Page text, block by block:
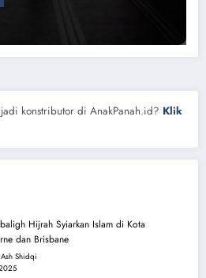
konstributor di AnakPanah.id? Klik
Hijrah Syiarkan Islam di Kota
dan Brisbane
Shidqi